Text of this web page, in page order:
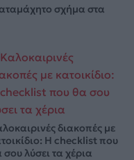
σχήμα στα
διακοπές με
Η checklist που
σου λύσει τα χέρια